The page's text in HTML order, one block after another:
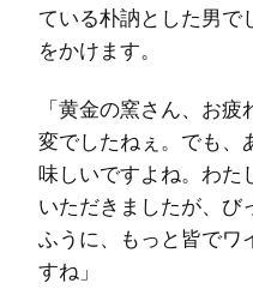
ている朴訥とした男で
をかけます。
「黄金の窯さん、お
変でしたねぇ。でも、
味しいですよね。わた
いただきましたが、び
ふうに、もっと皆でワ
すね」